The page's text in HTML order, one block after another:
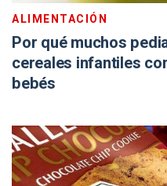
ALIMENTACIÓN
Por qué muchos
cereales infantiles
bebés